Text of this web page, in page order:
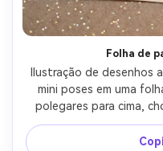
Folha de
Ilustração de desenhos
mini poses em uma
polegares para cima,
borda de adesivo
contornos vetoriais